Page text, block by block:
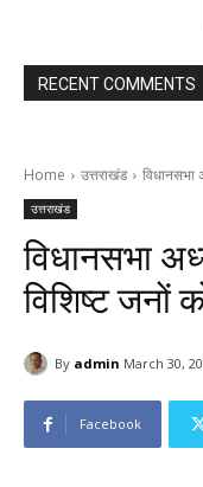
RECENT COMMENTS